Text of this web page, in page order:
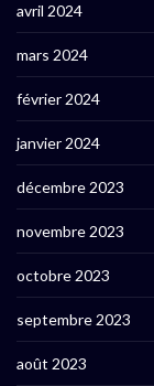
avril 2024
mars 2024
février 2024
janvier 2024
décembre 2023
novembre 2023
octobre 2023
septembre 2023
août 2023